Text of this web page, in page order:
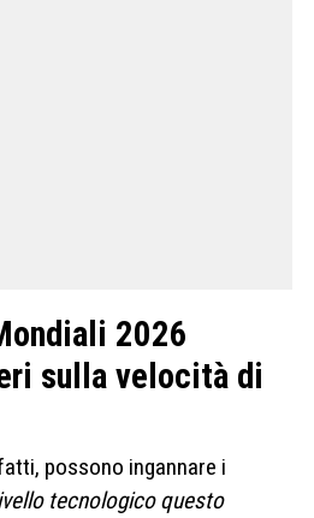
2026
sulla velocità di
possono ingannare i
tecnologico questo